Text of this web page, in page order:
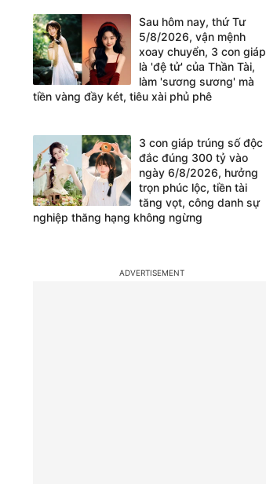
Sau hôm nay, thứ Tư
5/8/2026, vận mệnh
xoay chuyển, 3 con giáp
là 'đệ tử' của Thần Tài,
làm 'sương sương' mà
tiền vàng đầy két, tiêu xài phủ phê
3 con giáp trúng số độc
đắc đúng 300 tỷ vào
ngày 6/8/2026, hưởng
trọn phúc lộc, tiền tài
tăng vọt, công danh sự
nghiệp thăng hạng không ngừng